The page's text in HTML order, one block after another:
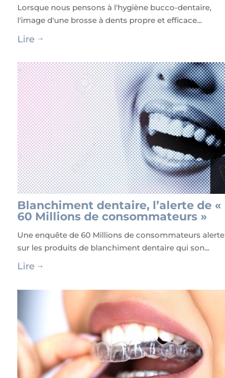
Lorsque nous pensons à l'hygiène bucco-dentaire,
l'image d'une brosse à dents propre et efficace...
Lire $
Blanchiment dentaire, l’alerte de «
60 Millions de consommateurs »
Une enquête de 60 Millions de consommateurs alerte
sur les produits de blanchiment dentaire qui son...
Lire $